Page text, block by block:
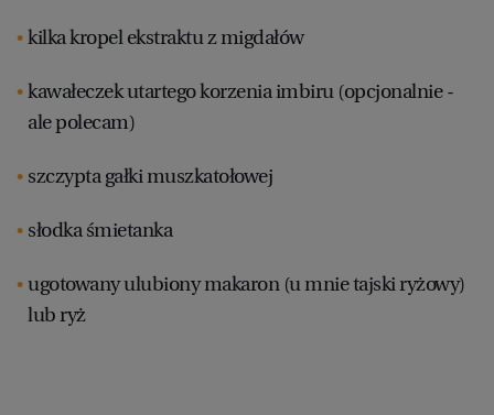
kilka kropel ekstraktu z migdałów
kawałeczek utartego korzenia imbiru (opcjonalnie -
ale polecam)
szczypta gałki muszkatołowej
słodka śmietanka
ugotowany ulubiony makaron (u mnie tajski ryżowy)
lub ryż